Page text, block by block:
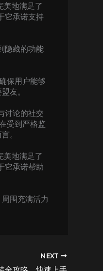
美地满足了
它承诺支持
隐藏的功能
保用户能够
友。
讨论的社交
受到严格监
。
美地满足了
它承诺帮助
围充满活力
NEXT